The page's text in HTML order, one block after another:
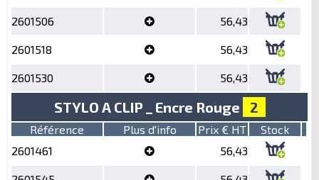
2601506 56,43
2601518 56,43
2601530 56,43
STYLO A CLIP _ Encre Rouge 2
Référence Plus d'info Prix € HT
Stock
2601461
56,43